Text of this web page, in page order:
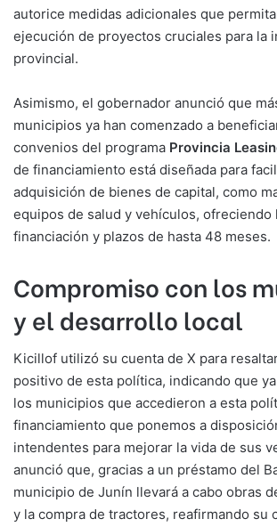
autorice medidas adicionales que
ejecución de proyectos cruciales para la
provincial.
Asimismo, el gobernador anunció que
municipios ya han comenzado a
convenios del programa Provincia
de financiamiento está diseñada para
adquisición de bienes de capital, como
equipos de salud y vehículos, ofreciendo
financiación y plazos de hasta 48 meses.
Compromiso con los
y el desarrollo local
Kicillof utilizó su cuenta de X para
positivo de esta política, indicando que
los municipios que accedieron a esta
financiamiento que ponemos a
intendentes para mejorar la vida de sus
anunció que, gracias a un préstamo del
municipio de Junín llevará a cabo obras
y la compra de tractores, reafirmando su